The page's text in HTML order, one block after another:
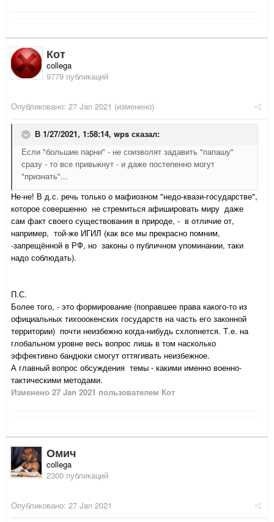
Кот
collega
9779 публикаций
Опубликовано: 27 Jan 2021 (изменено)
В 1/27/2021, 1:58:14, wps сказал:
Если "большие парни" - не соизволят задавить "папашу"
сразу - то все привыкнут - и даже постепенно могут
"признать"...
Не-не! В д.с. речь только о мафиозном "недо-квази-государстве",
которое совершенно не стремиться афишировать миру даже
сам факт своего существования в природе, - в отличие от,
например, той-же ИГИЛ (как все мы прекрасно помним,
-запрещённой в РФ, но законы о публичном упоминании, таки
надо соблюдать).
П.С.
Более того, - это формирование (поправшее права какого-то из
официальных тихооокенских государств на часть его законной
территории) почти неизбежно когда-нибудь схлопнется. Т.е. на
глобальном уровне весь вопрос лишь в том насколько
эффективно бандюки смогут оттягивать неизбежное.
А главный вопрос обсуждения темы - какими именно военно-
тактическими методами.
Изменено 27 Jan 2021 пользователем Кот
Омич
collega
2300 публикаций
Опубликовано: 27 Jan 2021